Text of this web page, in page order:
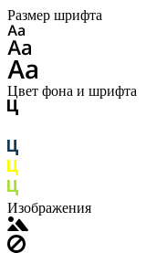
Размер шрифта
Цвет фона и шрифта
Изображения